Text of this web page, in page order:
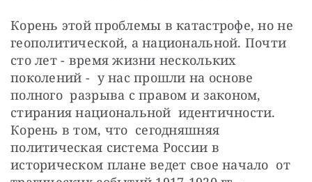
Корень этой проблемы в катастрофе, но не
геополитической, а национальной. Почти
сто лет - время жизни нескольких
поколений -  у нас прошли на основе
полного  разрыва с правом и законом,
стирания национальной  идентичности.
Корень в том, что  сегодняшняя
политическая система России в
историческом плане ведет свое начало  от